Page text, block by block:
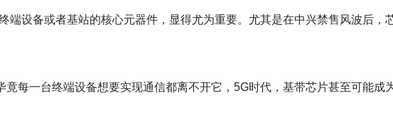
端设备或者基站的核心元器件，显得尤为重要。尤其是在中兴禁售风波后，
每一台终端设备想要实现通信都离不开它，5G时代，基带芯片甚至可能成